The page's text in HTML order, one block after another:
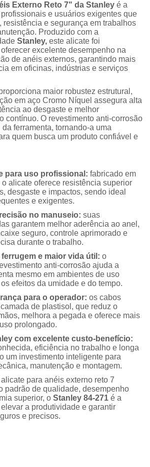
Externo Reto 7" da Stanley é a
e usuários exigentes que
resistência e segurança em trabalhos
Produzido com a
Stanley, este alicate foi
excelente desempenho na
de anéis externos, garantindo mais
em oficinas, indústrias e serviços
maior robustez estrutural,
em aço Cromo Níquel assegura alta
ao desgaste e melhor
contínuo. O revestimento anti-corrosão
ferramenta, tornando-a uma
quem busca um produto confiável e
para uso profissional: fabricado em
alicate oferece resistência superior
desgaste e impactos, sendo ideal
e exigentes.
no manuseio: suas
garantem melhor aderência ao anel,
seguro, controle aprimorado e
durante o trabalho.
e maior vida útil: o
anti-corrosão ajuda a
mesmo em ambientes de uso
efeitos da umidade e do tempo.
para o operador: os cabos
de plastisol, que reduz o
melhora a pegada e oferece mais
prolongado.
com excelente custo-benefício:
eficiência no trabalho e longa
um investimento inteligente para
manutenção e montagem.
para anéis externo reto 7
padrão de qualidade, desempenho
superior, o Stanley 84-271 é a
a produtividade e garantir
e precisos.